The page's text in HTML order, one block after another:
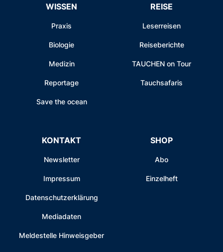
WISSEN
Praxis
Biologie
Medizin
Reportage
Save the ocean
REISE
Leserreisen
Reiseberichte
TAUCHEN on Tour
Tauchsafaris
KONTAKT
Newsletter
Impressum
Datenschutzerklärung
Mediadaten
Meldestelle Hinweisgeber
SHOP
Abo
Einzelheft